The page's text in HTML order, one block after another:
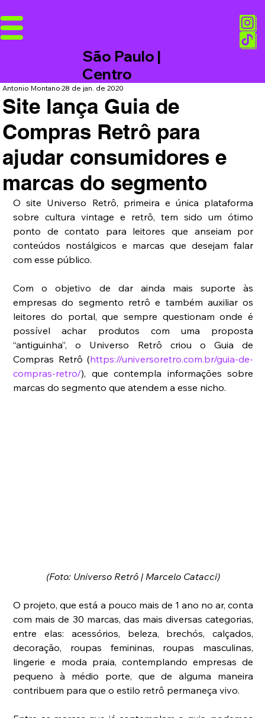
São Paulo |
Centro
Site lança Guia de
Compras Retrô para
ajudar consumidores e
marcas do segmento
Antonio Montano28 de jan. de 2020
O site Universo Retrô, primeira e única plataforma
sobre cultura vintage e retrô, tem sido um ótimo
ponto de contato para leitores que anseiam por
conteúdos nostálgicos e marcas que desejam falar
com esse público.
Com o objetivo de dar ainda mais suporte às
empresas do segmento retrô e também auxiliar os
leitores do portal, que sempre questionam onde é
possível achar produtos com uma proposta
“antiguinha”, o Universo Retrô criou o Guia de
Compras Retrô (https://universoretro.com.br/guia-de-
compras-retro/), que contempla informações sobre
marcas do segmento que atendem a esse nicho.
(Foto: Universo Retrô | Marcelo Catacci)
O projeto, que está a pouco mais de 1 ano no ar, conta
com mais de 30 marcas, das mais diversas categorias,
entre elas: acessórios, beleza, brechós, calçados,
decoração, roupas femininas, roupas masculinas,
lingerie e moda praia, contemplando empresas de
pequeno à médio porte, que de alguma maneira
contribuem para que o estilo retrô permaneça vivo.